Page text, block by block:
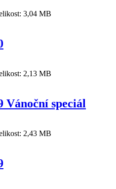
3,04 MB
2,13 MB
Vánoční speciál
2,43 MB